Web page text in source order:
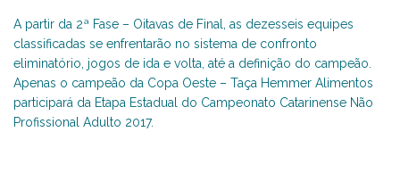
A partir da 2ª Fase – Oitavas de Final, as dezesseis equipes
classificadas se enfrentarão no sistema de confronto
eliminatório, jogos de ida e volta, até a definição do campeão.
Apenas o campeão da Copa Oeste – Taça Hemmer Alimentos
participará da Etapa Estadual do Campeonato Catarinense Não
Profissional Adulto 2017.